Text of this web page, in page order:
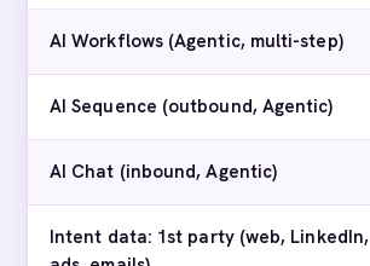
AI Workflows (Agentic, multi-step)
AI Sequence (outbound, Agentic)
AI Chat (inbound, Agentic)
Intent data: 1st party (web, LinkedIn,